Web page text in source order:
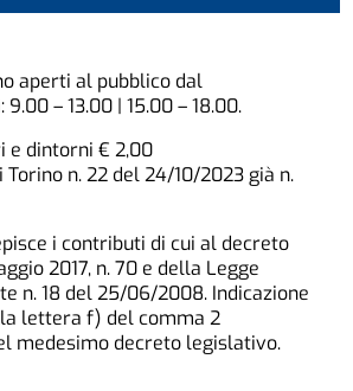
aperti al pubblico dal
– 13.00 | 15.00 – 18.00.
e dintorni € 2,00
Torino n. 22 del 24/10/2023 già n.
i contributi di cui al decreto
2017, n. 70 e della Legge
n. 18 del 25/06/2008. Indicazione
lettera f) del comma 2
medesimo decreto legislativo.